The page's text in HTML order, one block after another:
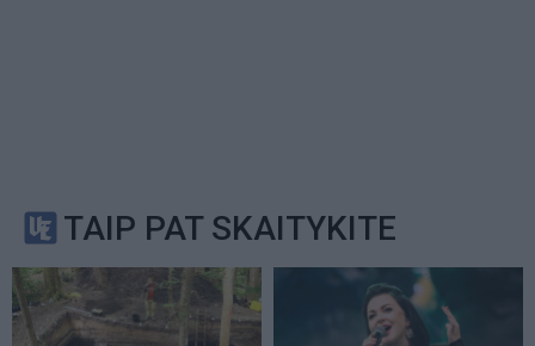
TAIP PAT SKAITYKITE